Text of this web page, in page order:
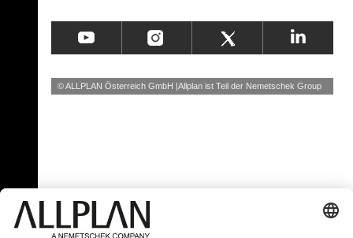
© ALLPLAN Österreich GmbH Allplan ist Teil der Nemetschek Group